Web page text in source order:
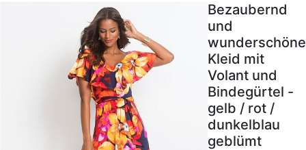
Bezaubernd
und
wunderschöne
Kleid mit
Volant und
Bindegürtel -
gelb / rot /
dunkelblau
geblümt